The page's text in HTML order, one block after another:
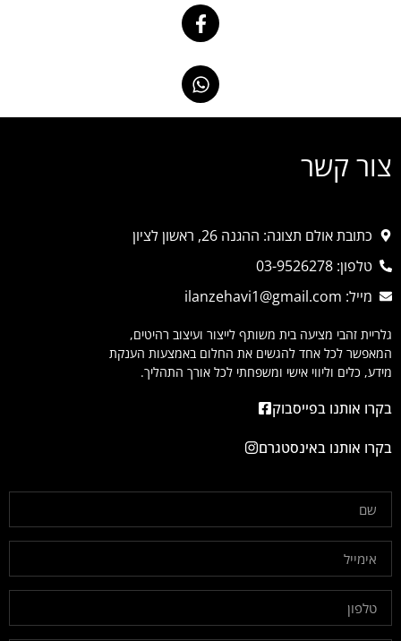
צור קשר
כתובת אולם תצוגה: ההגנה 26, ראשון לציון
טלפון: 03-9526278
מייל: ilanzehavi1@gmail.com
גלריית זהבי מציעה בית משותף לייצור ועיצוב רהיטים,
המאפשר לכל אחד להגשים את החלום באמצעות הענקת
מידע, כלים וליווי אישי ומשפחתי לכל אורך התהליך.
בקרו אותנו בפייסבוק
בקרו אותנו באינסטגרם